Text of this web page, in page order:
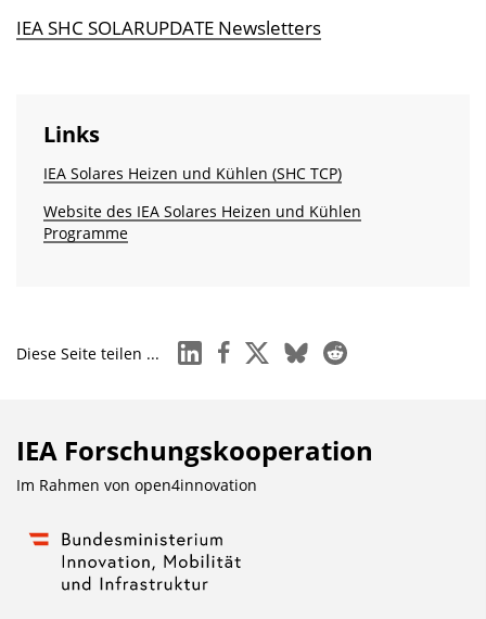
IEA SHC SOLARUPDATE Newsletters
Links
IEA Solares Heizen und Kühlen (SHC TCP)
Website des IEA Solares Heizen und Kühlen
Programme
Diese Seite teilen ... linkedinfacebook
x blueskyreddit
IEA Forschungs­kooperation
Im Rahmen von open4innovation